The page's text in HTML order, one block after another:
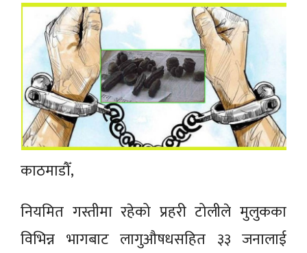
काठमाडौँ,
नियमित गस्तीमा रहेको प्रहरी टोलीले मुलुकका
विभिन्न भागबाट लागुऔषधसहित ३३ जनालाई